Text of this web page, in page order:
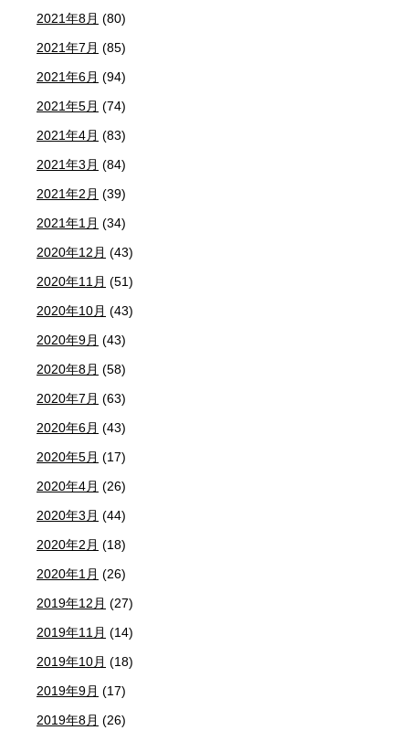
2021年8月 (80)
2021年7月 (85)
2021年6月 (94)
2021年5月 (74)
2021年4月 (83)
2021年3月 (84)
2021年2月 (39)
2021年1月 (34)
2020年12月 (43)
2020年11月 (51)
2020年10月 (43)
2020年9月 (43)
2020年8月 (58)
2020年7月 (63)
2020年6月 (43)
2020年5月 (17)
2020年4月 (26)
2020年3月 (44)
2020年2月 (18)
2020年1月 (26)
2019年12月 (27)
2019年11月 (14)
2019年10月 (18)
2019年9月 (17)
2019年8月 (26)